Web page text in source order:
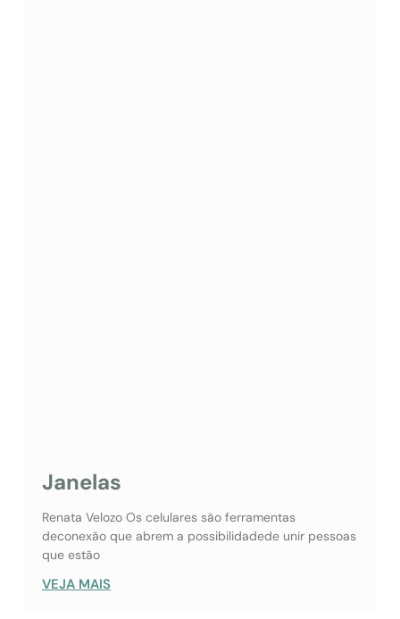
Janelas
Renata Velozo Os celulares são ferramentas
deconexão que abrem a possibilidadede unir pessoas
que estão
VEJA MAIS